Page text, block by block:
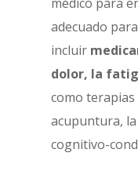
adecuado
incluir
dolor, la
como
acupuntura,
cognitivo-